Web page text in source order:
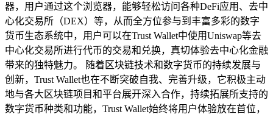
器，用户通过这个浏览器，能够轻松访问各种DeFi应用、去中
心化交易所（DEX）等，从而全方位参与到丰富多彩的数字
货币生态系统中，用户可以在Trust Wallet中使用Uniswap等去
中心化交易所进行代币的交易和兑换，真切体验去中心化金融
带来的独特魅力。 随着区块链技术和数字货币的持续发展与
创新，Trust Wallet也在不断突破自我、完善升级，它积极主动
地与各大区块链项目和平台展开深入合作，持续拓展所支持的
数字货币种类和功能，Trust Wallet始终将用户体验放在首位，